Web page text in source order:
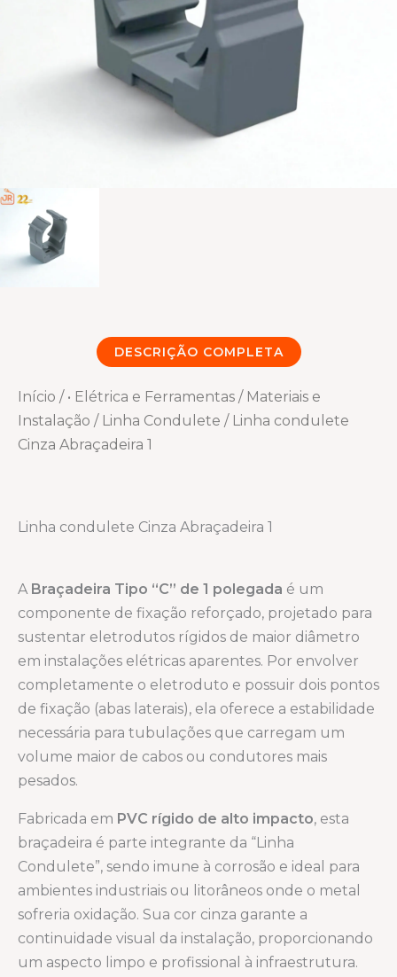
DESCRIÇÃO COMPLETA
Início / • Elétrica e Ferramentas / Materiais e
Instalação / Linha Condulete / Linha condulete
Cinza Abraçadeira 1
Linha condulete Cinza Abraçadeira 1
A Braçadeira Tipo “C” de 1 polegada é um
componente de fixação reforçado, projetado para
sustentar eletrodutos rígidos de maior diâmetro
em instalações elétricas aparentes. Por envolver
completamente o eletroduto e possuir dois pontos
de fixação (abas laterais), ela oferece a estabilidade
necessária para tubulações que carregam um
volume maior de cabos ou condutores mais
pesados.
Fabricada em PVC rígido de alto impacto, esta
braçadeira é parte integrante da “Linha
Condulete”, sendo imune à corrosão e ideal para
ambientes industriais ou litorâneos onde o metal
sofreria oxidação. Sua cor cinza garante a
continuidade visual da instalação, proporcionando
um aspecto limpo e profissional à infraestrutura.